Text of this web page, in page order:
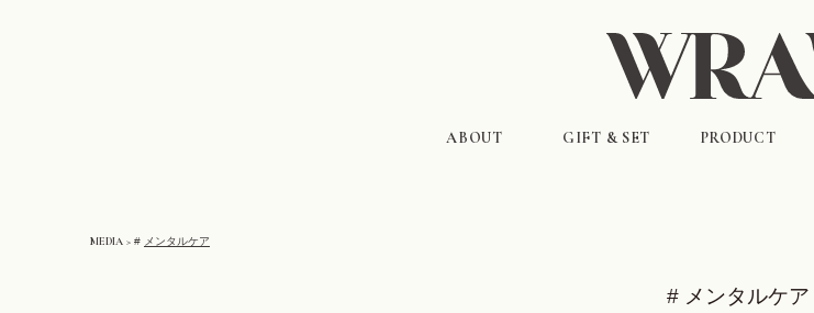
ABOUT GIFT & SET PRODUCT
靴下&アンダーウ
MEDIA # メンタルケア
# メンタルケア